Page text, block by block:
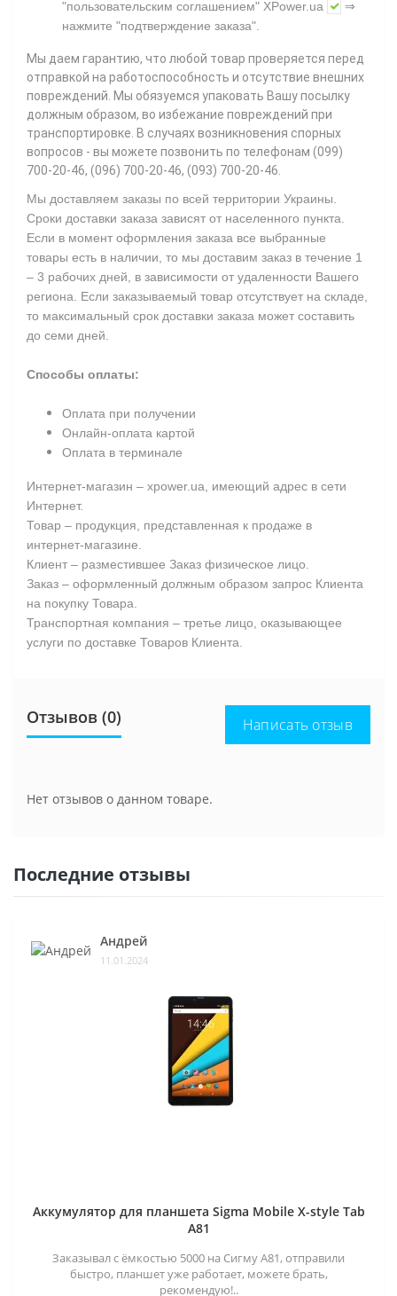
"пользовательским соглашением" XPower.ua
⇒
нажмите "подтверждение заказа"
Мы даем гарантию, что любой товар проверяется перед
отправкой на работоспособность и отсутствие внешних
повреждений. Мы обязуемся упаковать Вашу посылку
должным образом, во избежание повреждений при
транспортировке. В случаях возникновения спорных
вопросов - вы можете позвонить по телефонам (099)
700-20-46, (096) 700-20-46, (093) 700-20-46.
Мы доставляем заказы по всей территории Украины.
Сроки доставки заказа зависят от населенного пункта.
Если в момент оформления заказа все выбранные
товары есть в наличии, то мы доставим заказ в течение 1
– 3 рабочих дней, в зависимости от удаленности Вашего
региона. Если заказываемый товар отсутствует на складе,
то максимальный срок доставки заказа может составить
до семи дней.
Способы оплаты:
Оплата при получении
Онлайн-оплата картой
Оплата в терминале
Интернет-магазин – xpower.ua, имеющий адрес в сети
Интернет.
Товар – продукция, представленная к продаже в
интернет-магазине.
Клиент – разместившее Заказ физическое лицо.
Заказ – оформленный должным образом запрос Клиента
на покупку Товара.
Транспортная компания – третье лицо, оказывающее
услуги по доставке Товаров Клиента.
Отзывов (0) Написать отзыв
Нет отзывов о данном товаре.
Последние отзывы
Андрей
11.01.2024
Аккумулятор для планшета Sigma Mobile X-style Tab
A81
Заказывал с ёмкостью 5000 на Сигму А81, отправили
быстро, планшет уже работает, можете брать,
рекомендую!..